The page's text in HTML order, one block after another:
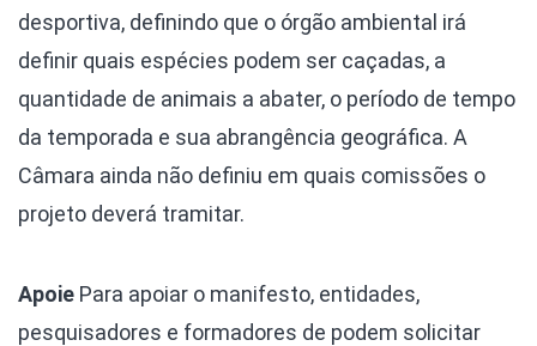
desportiva, definindo que o órgão ambiental irá
definir quais espécies podem ser caçadas, a
quantidade de animais a abater, o período de tempo
da temporada e sua abrangência geográfica. A
Câmara ainda não definiu em quais comissões o
projeto deverá tramitar.
Apoie Para apoiar o manifesto, entidades,
pesquisadores e formadores de podem solicitar